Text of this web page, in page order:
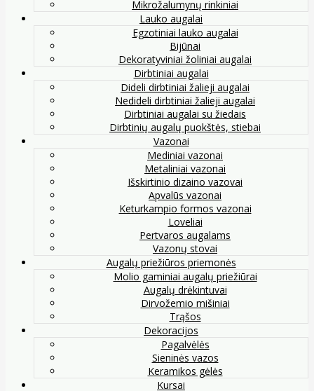
Mikrožalumynų rinkiniai
Lauko augalai
Egzotiniai lauko augalai
Bijūnai
Dekoratyviniai žoliniai augalai
Dirbtiniai augalai
Dideli dirbtiniai žalieji augalai
Nedideli dirbtiniai žalieji augalai
Dirbtiniai augalai su žiedais
Dirbtinių augalų puokštės, stiebai
Vazonai
Mediniai vazonai
Metaliniai vazonai
Išskirtinio dizaino vazovai
Apvalūs vazonai
Keturkampio formos vazonai
Loveliai
Pertvaros augalams
Vazonų stovai
Augalų priežiūros priemonės
Molio gaminiai augalų priežiūrai
Augalų drėkintuvai
Dirvožemio mišiniai
Trąšos
Dekoracijos
Pagalvėlės
Sieninės vazos
Keramikos gėlės
Kursai